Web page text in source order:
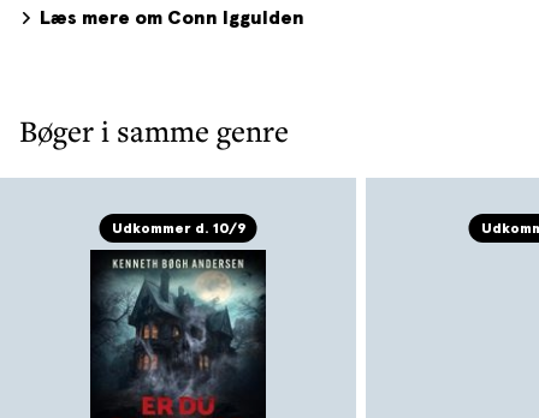
binds-serien om de engelske Rosenkrigerne, hvor bind
FARLIGE BOG FOR DRENGE i 2008. I 2019 udkom Falken
fra Sparta, der er en medrivende fortælling om kampen
om tronen i oldtidens Persien.
Læs mere om Conn Iggulden
Bøger i samme genre
Udkommer d. 10/9